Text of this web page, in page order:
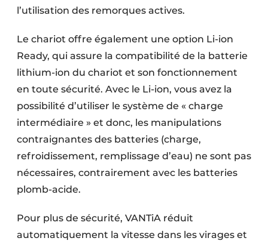
l’utilisation des remorques actives.
Le chariot offre également une option Li-ion
Ready, qui assure la compatibilité de la batterie
lithium-ion du chariot et son fonctionnement
en toute sécurité. Avec le Li-ion, vous avez la
possibilité d’utiliser le système de « charge
intermédiaire » et donc, les manipulations
contraignantes des batteries (charge,
refroidissement, remplissage d’eau) ne sont pas
nécessaires, contrairement avec les batteries
plomb-acide.
Pour plus de sécurité, VANTiA réduit
automatiquement la vitesse dans les virages et